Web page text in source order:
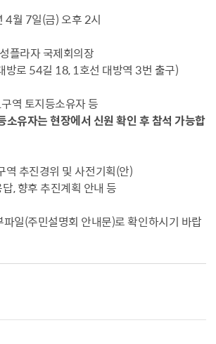
7일(금) 오후 2시
라자 국제회의장
길 18, 1호선 대방역 3번 출구)
역 토지등소유자 등
소유자는 현장에서 신원 확인 후 참석 가능합
추진경위 및 사전기획(안)
추진계획 안내 등
일(주민설명회 안내문)로 확인하시기 바랍